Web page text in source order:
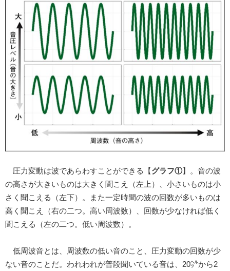
圧力変動は波であらわすことができる【 グラフ①】。音の波
の高さが大きいものは大きく聞こえ（左上）、小さいものは小
さく聞こえる（左下）。また一定時間の波の回数が多いものは
高く聞こえ（右の二つ。高い周波数）、回数が少なければ低く
聞こえる（左の二つ。低い周波数）。
低周波音とは、周波数の低い音のこと、圧力変動の回数が少
ない音のことだ。われわれが普段聞いている音は、20㌹から2